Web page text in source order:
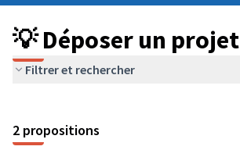
💡 Déposer un projet
Filtrer et rechercher
2 propositions